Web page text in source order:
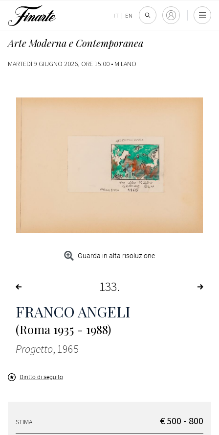
IT | EN
Arte Moderna e Contemporanea
MARTEDÌ 9 GIUGNO 2026, ORE 15:00 • MILANO
Guarda in alta risoluzione
133
FRANCO ANGELI
(Roma 1935 - 1988)
Progetto, 1965
Diritto di seguito
STIMA € 500 - 800